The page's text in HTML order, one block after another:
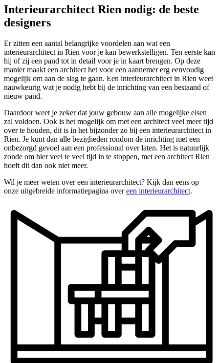
Interieurarchitect Rien nodig: de beste
designers
Er zitten een aantal belangrijke voordelen aan wat een
interieurarchitect in Rien voor je kan bewerkstelligen. Ten eerste kan
hij of zij een pand tot in detail voor je in kaart brengen. Op deze
manier maakt een architect het voor een aannemer erg eenvoudig
mogelijk om aan de slag te gaan. Een interieurarchitect in Rien weet
nauwkeurig wat je nodig hebt bij de inrichting van een bestaand of
nieuw pand.
Daardoor weet je zeker dat jouw gebouw aan alle mogelijke eisen
zal voldoen. Ook is het mogelijk om met een architect veel meer tijd
over te houden, dit is in het bijzonder zo bij een interieurarchitect in
Rien. Je kunt dan alle bezigheden rondom de inrichting met een
onbezorgd gevoel aan een professional over laten. Het is natuurlijk
zonde om hier veel te veel tijd in te stoppen, met een architect Rien
hoeft dit dan ook niet meer.
Wil je meer weten over een interieurarchitect? Kijk dan eens op
onze uitgebreide informatiepagina overeen interieurarchitect.